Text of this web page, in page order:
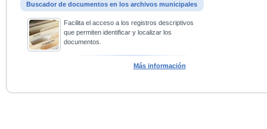
Buscador de documentos en los archivos municipales
Facilita el acceso a los registros descriptivos
que permiten identificar y localizar los
documentos.
Más información